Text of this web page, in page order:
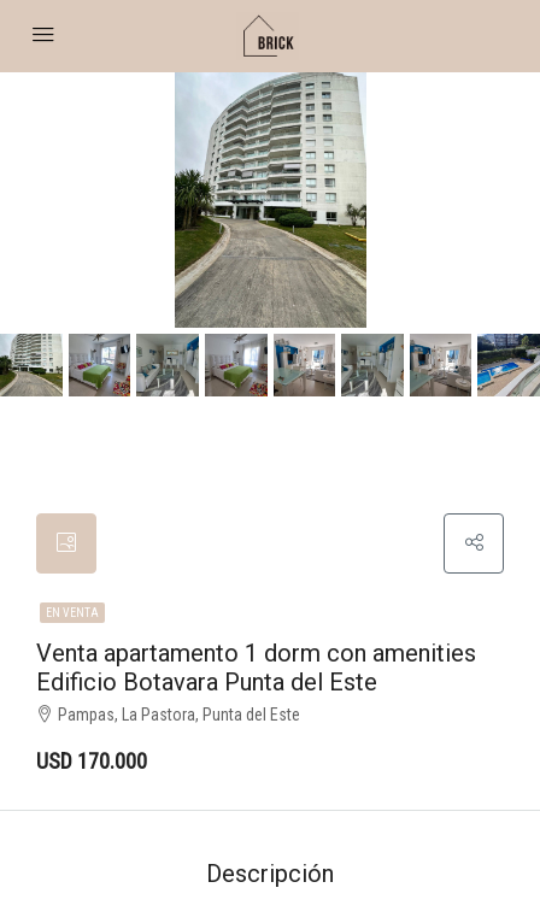
EN VENTA
Venta apartamento 1 dorm con amenities
Edificio Botavara Punta del Este
Pampas, La Pastora, Punta del Este
USD 170.000
Descripción